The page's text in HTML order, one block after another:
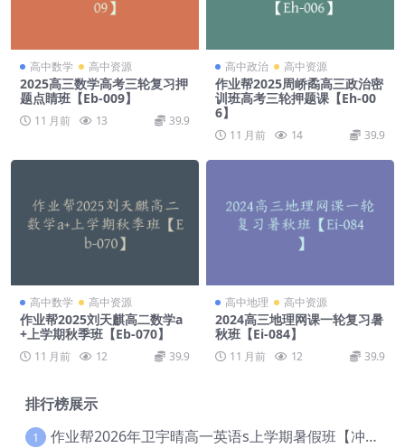
高中数学 高中资源
2025高三数学高考三轮复习押
题点睛班【Eb-009】
11 月前 13 39.9
高中政治 高中资源
作业帮2025周峤矞高三政治密
训班高考三轮押题课【Eh-00
6】
11 月前 14 39.9
高中数学 高中资源
作业帮2025刘天麒高二数学a
+上学期秋季班【Eb-070】
11 月前 12 39.9
高中地理 高中资源
2024高三地理网课一轮复习暑
秋班【Ei-084】
11 月前 12 39.9
排行榜展示
1 作业帮2026年卫宇晴高一英语s上学期暑假班【冲顶班】【Ec-003】